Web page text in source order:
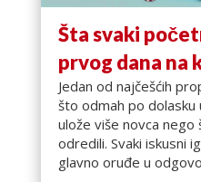
Šta svaki
prvog dana na
Jedan od najčešćih
što odmah po dolasku
ulože više novca
odredili. Svaki iskusni
glavno oruđe u